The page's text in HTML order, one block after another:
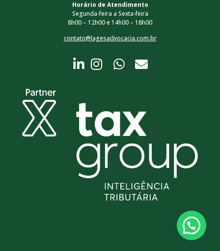
Horário de Atendimento
Segunda-feira a Sexta-feira
8h00 – 12h00 e 14h00 – 18h00
contato@lagesadvocacia.com.br